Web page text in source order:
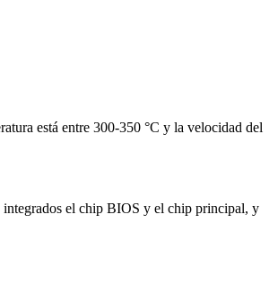
está entre 300-350 °C y la velocidad del
integrados el chip BIOS y el chip principal, y